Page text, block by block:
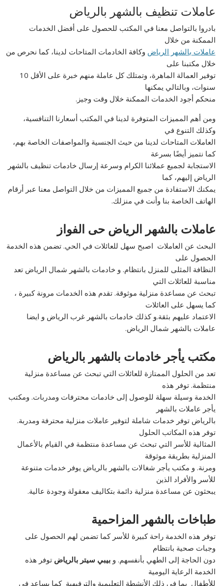
عاملات تنظيف بالشهر بالرياض
بادروا بالتواصل معنا في المكتب للحصول على أفضل الخدمات
الممكنة من خلال
عاملات بالشهر الرياض وكافة الخادمات المتاحات لدينا، كما نحرص من
خلال مكتبنا على
توفير العمالة الماهرة، وتمتلك كل عاملة منهم خبرة على الأقل 10
سنوات، وبالتالي يمكنها
منحكم أجود الخدمات الممكنة خلال وقت وجيز.
ومن أهم المميزات المتوفرة لدينا في المكتب أسعارنا التنافسية،
وكذلك التنوع في
العاملات المتاحات لدينا من حيث الجنسية والمواصفات الخاصة بهم،
كما نتميز أيضًا بسرعة
الاستجابة لجميع عملائنا الكرام وسرعة إرسال خادمات تنظيف بالشهر
الرياض إليهم، كما
يمكنك الاستفادة من جميع المميزات من خلال التواصل معنا عبر أرقام
الهاتف الخاصة بنا وأنت في منزلك.
عاملات بالشهر الرياض حى الفواز
البحث عن العاملات اصبح سهل للعائلات في الحي. تضمن هذه الخدمة
الحصول على
النظافة المثلى للمنزل بانتظام. و خادمات بالشهر شمال الرياض تعد
مناسبة للعائلات التي
تبحث عن مساعدة منزلية موثوقة. تقدم هذه الخدمات مرونة كبيرة ،
كما يسهل على العائلات
الاعتماد عليهم بثقة.و كذلك خادمات بالشهر غرب الرياض و ايضا
عاملات بالشهر شمال الرياض.
مكتب يأجر خادمات بالشهر بالرياض
تعد من الحلول الممتازة للعائلات التي تبحث عن مساعدة منزلية
منتظمة. توفر هذه
الخدمة وسيلة سهلة للوصول إلى خادمات محترفات ومدربات. ومكتب
يأجر عاملات بالشهر
بالرياض توفر خدمات شاملة لتوفير عاملات منزلية محترفة ومدربة.
توفر هذه المكاتب الحلول
المثالية للأسر التي تبحث عن مساعدة منتظمة في القيام بالأعمال
المنزلية بطريقة موثوقة
ومرنة. و مكتب يأجر شغالات بالشهر بالرياض يوفر خدمات متنوعة
للأسر والأفراد الذين
يبحثون عن مساعدة منزلية دائمة بتكاليف معقولة وجودة عالية.
طباخات بالشهر المزاحمية
توفر هذه الخدمة راحة كبيرة للأسر كما تضمن لهم الحصول على
وجبات صحية بانتظام
دون الحاجة إلى الطهي بأنفسهم. وبيبي سيتر بالرياض توفر هذه
الخدمة الرعاية اليومية
للأطفال بما في ذلك الأنشطة التعليمية والترفيهية كما يساعد في